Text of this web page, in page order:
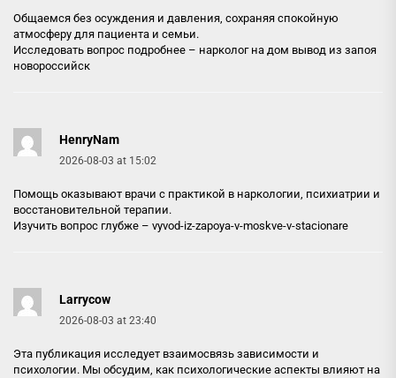
Общаемся без осуждения и давления, сохраняя спокойную
атмосферу для пациента и семьи.
Исследовать вопрос подробнее – нарколог на дом вывод из запоя
новороссийск
HenryNam
2026-08-03 at 15:02
Помощь оказывают врачи с практикой в наркологии, психиатрии и
восстановительной терапии.
Изучить вопрос глубже – vyvod-iz-zapoya-v-moskve-v-stacionare
Larrycow
2026-08-03 at 23:40
Эта публикация исследует взаимосвязь зависимости и
психологии. Мы обсудим, как психологические аспекты влияют на